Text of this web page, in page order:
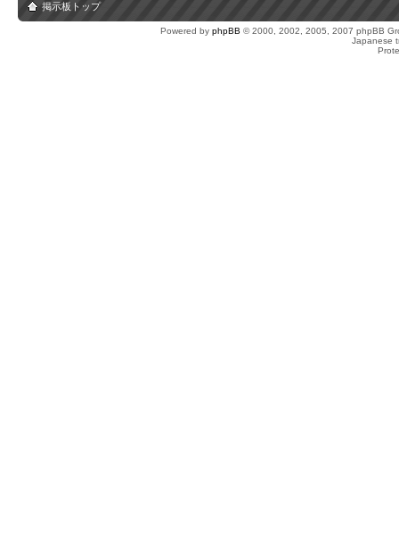
掲示板トップ
Powered by phpBB © 2000, 2002, 2005, 2007 phpBB
Japanese